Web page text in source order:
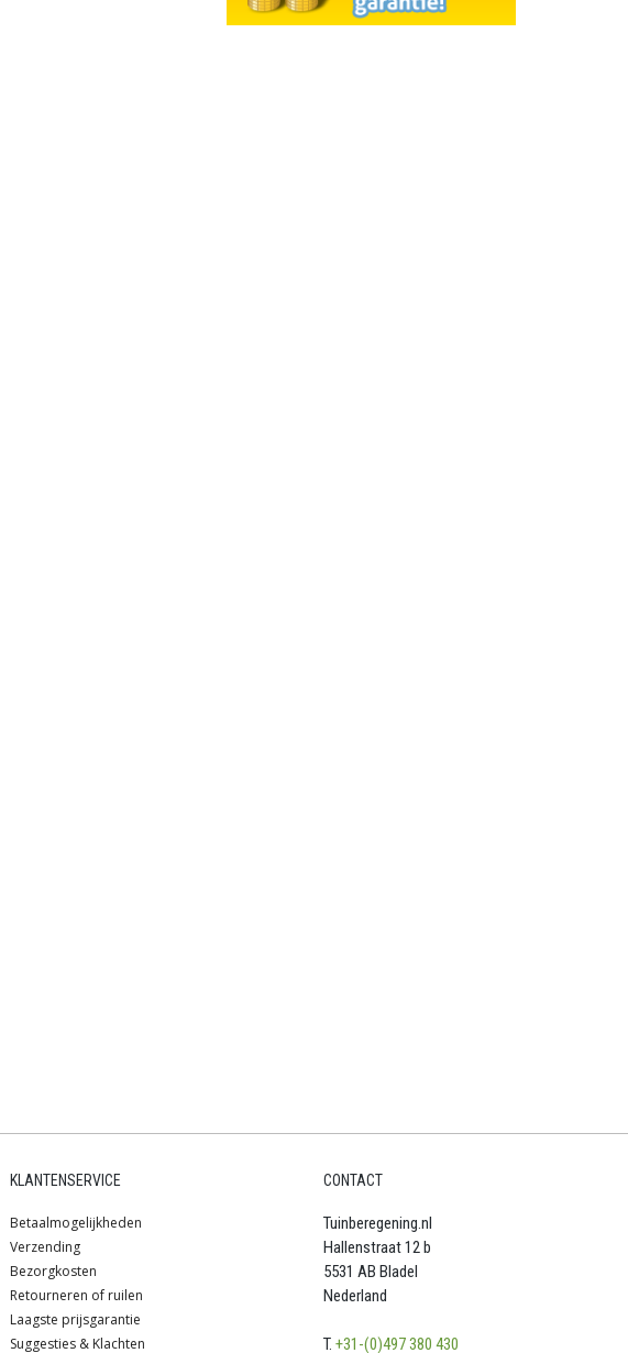
KLANTENSERVICE
Betaalmogelijkheden
Verzending
Bezorgkosten
Retourneren of ruilen
Laagste prijsgarantie
Suggesties & Klachten
CONTACT
Tuinberegening.nl
Hallenstraat 12 b
5531 AB Bladel
Nederland
T. +31-(0)497 380 430